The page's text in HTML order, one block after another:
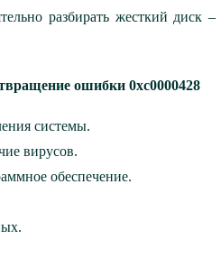
разбирать жесткий диск
ошибки 0xc0000428
системы.
вирусов.
обеспечение.